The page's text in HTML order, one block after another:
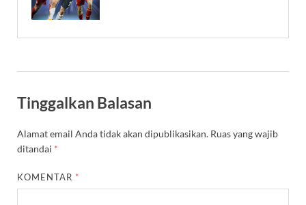
Tinggalkan Balasan
Alamat email Anda tidak akan dipublikasikan. Ruas yang wajib
ditandai *
KOMENTAR *